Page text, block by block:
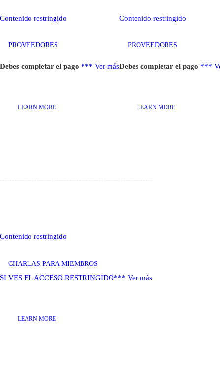
Contenido restringido
PROVEEDORES
Debes completar el pago *** Ver más
LEARN MORE
Contenido restringido
PROVEEDORES
Debes completar el pago ***
LEARN MORE
Contenido restringido
CHARLAS PARA MIEMBROS
SI VES EL ACCESO RESTRINGIDO*** Ver más
LEARN MORE